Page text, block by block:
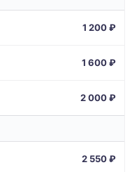
1 200 ₽
1 600 ₽
2 000 ₽
2 550 ₽